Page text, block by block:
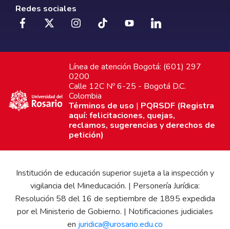
Redes sociales
Línea de atención Bogotá: (601) 297
0200
Calle 12C Nº 6-25 - Bogotá D.C.
Colombia
Términos de uso | PQRSDF (Registra
aquí: felicitaciones, quejas,
reclamos, sugerencias y derechos de
petición)
Institución de educación superior sujeta a la inspección y
vigilancia del Mineducación. | Personería Jurídica:
Resolución 58 del 16 de septiembre de 1895 expedida
por el Ministerio de Gobierno. | Notificaciones judiciales
en juridica@urosario.edu.co